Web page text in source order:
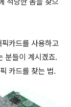
카드를 사용하고
분들이 계시겠죠.
카드를 찾는 법.